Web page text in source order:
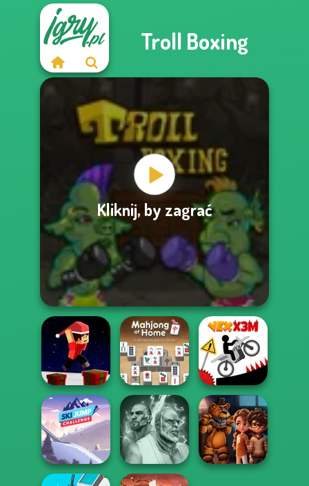
Troll Boxing
Kliknij, by zagrać
Parkour Block
Xmas Special
Mahjong At
Home -
Scandinavian...
Vex X3M